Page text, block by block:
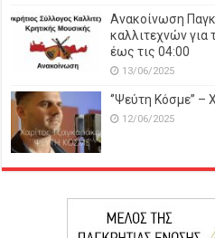
Ανακοίνωση
καλλιτεχνών για
έως τις 04:00
13/06/2025
‘’Ψεύτη Κόσμε’’
12/06/2025